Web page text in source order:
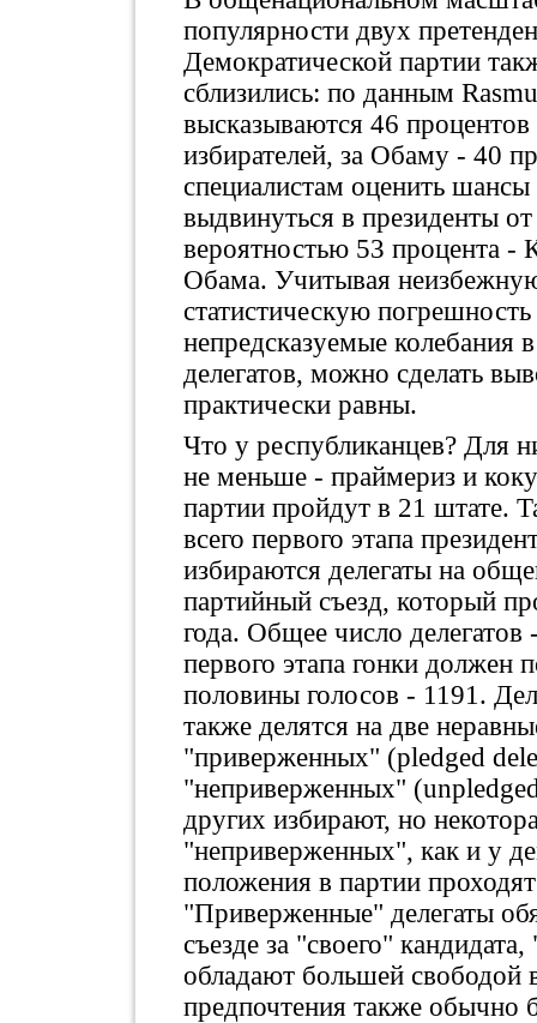
популярности двух
Демократической партии
сблизились: по данным
высказываются 46
избирателей, за Обаму - 40
специалистам оценить
выдвинуться в президенты
вероятностью 53 процента -
Обама. Учитывая
статистическую
непредсказуемые колебания
делегатов, можно сделать
практически равны.
Что у республиканцев? Для
не меньше - праймериз и
партии пройдут в 21 штате.
всего первого этапа
избираются делегаты на
партийный съезд, который
года. Общее число делегатов
первого этапа гонки должен
половины голосов - 1191.
также делятся на две
"приверженных" (pledged
"неприверженных"
других избирают, но
"неприверженных", как и у
положения в партии
"Приверженные" делегаты
съезде за "своего"
обладают большей свободой
предпочтения также обычно